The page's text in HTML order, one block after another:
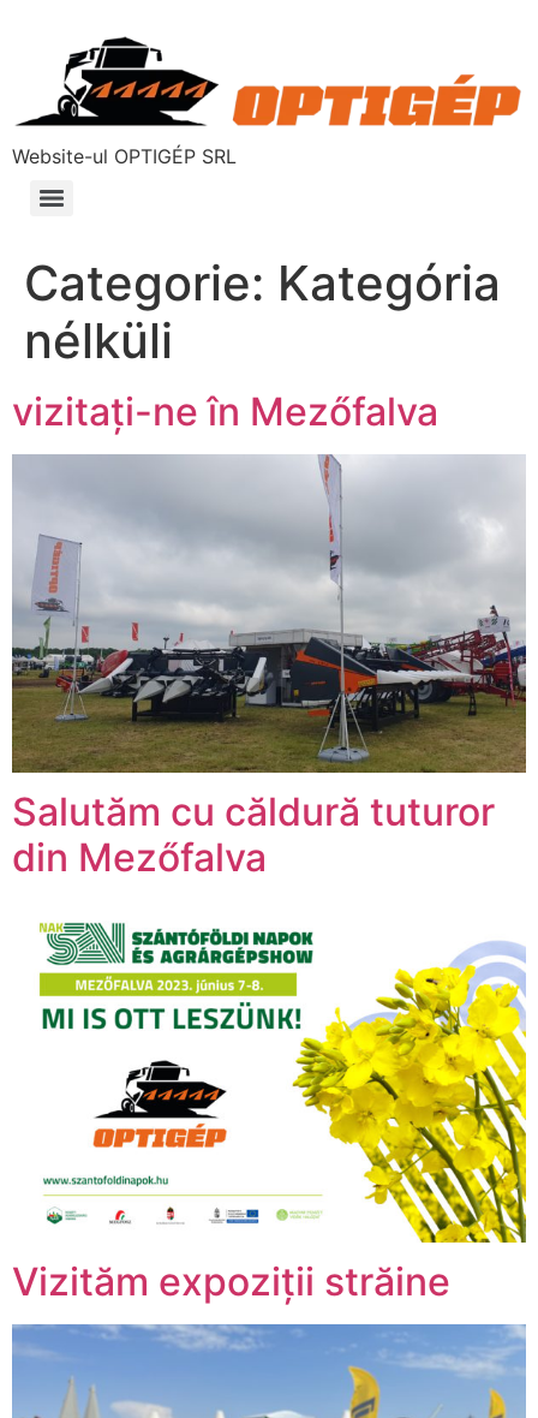
Website-ul OPTIGÉP SRL
Categorie: Kategória
nélküli
vizitați-ne în Mezőfalva
Salutăm cu căldură tuturor
din Mezőfalva
Vizităm expoziții străine